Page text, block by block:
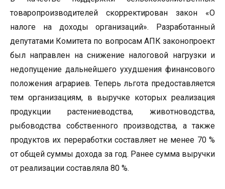
товаропроизводителей скорректирован закон «О
налоге на доходы организаций». Разработанный
депутатами Комитета по вопросам АПК законопроект
был направлен на снижение налоговой нагрузки и
недопущение дальнейшего ухудшения финансового
положения аграриев. Теперь льгота предоставляется
тем организациям, в выручке которых реализация
продукции растениеводства, животноводства,
рыбоводства собственного производства, а также
продуктов их переработки составляет не менее 70 %
от общей суммы дохода за год. Ранее сумма выручки
от реализации составляла 80 %.